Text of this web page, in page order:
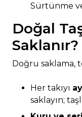
Sürtünme
Doğal
Saklanır?
Doğru saklama,
Her takıyı
saklayın;